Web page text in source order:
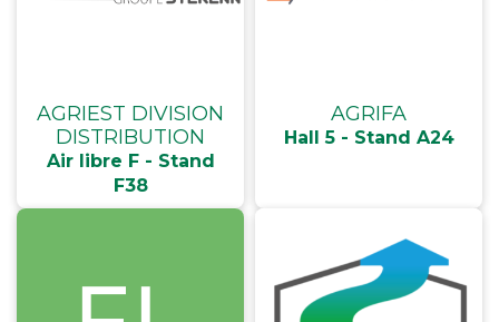
AGRIEST DIVISION
DISTRIBUTION
Air libre F - Stand
F38
AGRIFA
Hall 5 - Stand A24